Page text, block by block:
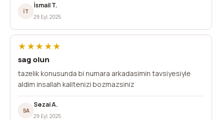
İT
İsmail T.
29 Eyl, 2025
★★★★★
sag olun
tazelik konusunda bi numara arkadasimin tavsiyesiyle
aldim insallah kalitenizi bozmazsiniz
SA
Sezai A.
29 Eyl, 2025